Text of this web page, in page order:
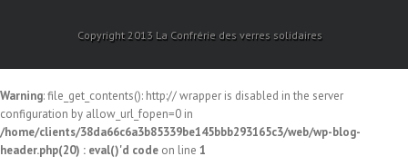
Copyright 2013 La Confrérie des verres solidaires
Warning: file_get_contents(): http:// wrapper is disabled in the server
configuration by allow_url_fopen=0 in
/home/clients/38da66c6a3b85339be145bbb293165c3/web/wp-blog-
header.php(20) : eval()'d code on line 1